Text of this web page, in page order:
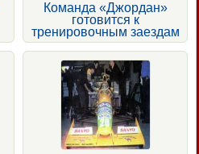
Команда «Джордан»
готовится к
тренировочным заездам